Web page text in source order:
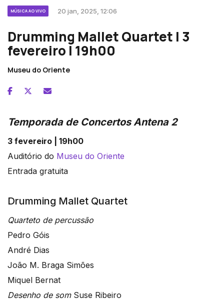
MÚSICA AO VIVO 20 jan, 2025, 12:06
Drumming Mallet Quartet | 3
fevereiro | 19h00
Museu do Oriente
Temporada de Concertos Antena 2
3 fevereiro | 19h00
Auditório do Museu do Oriente
Entrada gratuita
Drumming Mallet Quartet
Quarteto de percussão
Pedro Góis
André Dias
João M. Braga Simões
Miquel Bernat
Desenho de somSuse Ribeiro